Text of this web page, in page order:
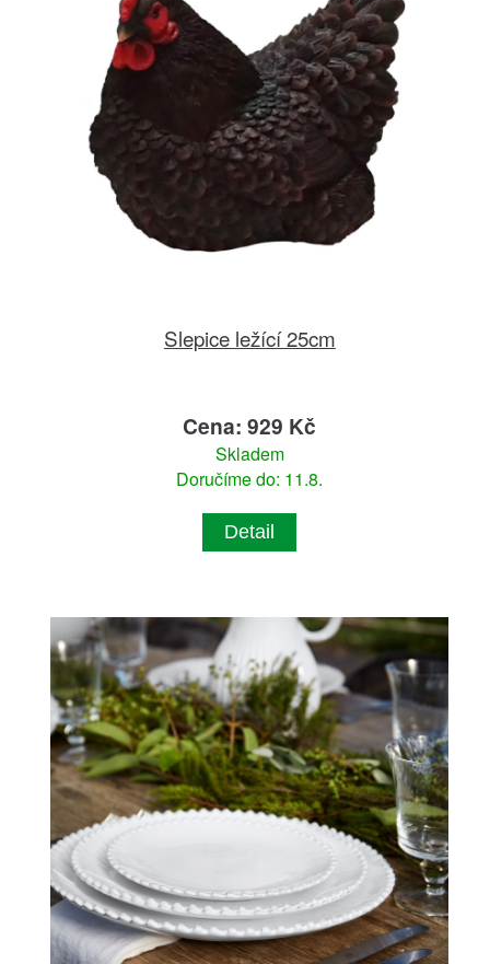
Slepice ležící 25cm
Cena: 929 Kč
Skladem
Doručíme do: 11.8.
Detail